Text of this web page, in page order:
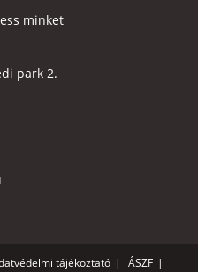
minket
park 2.
tájékoztató ÁSZF